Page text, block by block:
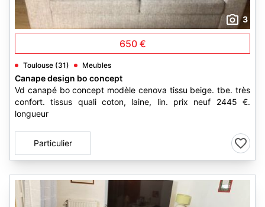
3
650 €
Toulouse (31) Meubles
Canape design bo concept
Vd canapé bo concept modèle cenova tissu beige. tbe. très
confort. tissus quali coton, laine, lin. prix neuf 2445 €.
longueur
Particulier